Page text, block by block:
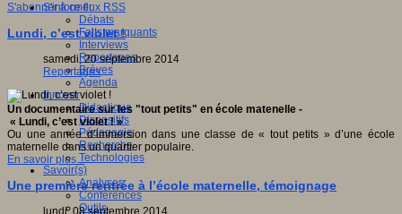
S'informer
Débats
Faits marquants
Interviews
Reportages
Brèves
Agenda
Innover
Didactique
Dispositifs
Pédagogie
Recherche
Technologies
Savoir(s)
Analyses
Conférences
Outils
S'abonner à ce flux RSS
Lundi, c’est violet !
samedi, 20 septembre 2014
Reportages
Un documentaire sur les "tout petits" en école matenelle -
« Lundi, c’est violet ! »
Ou une année d’immersion dans une classe de « tout petits » d’une école
maternelle dans un quartier populaire.
En savoir plus...
Une première rentrée à l’école maternelle, témoignage
lundi, 08 septembre 2014